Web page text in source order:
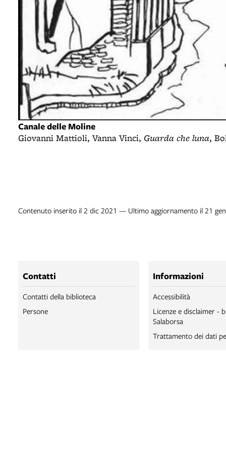
Canale delle Moline
Giovanni Mattioli, Vanna Vinci, Guarda che luna,
Contenuto inserito il 2 dic 2021 — Ultimo aggiornamento il 21
Contatti
Contatti della biblioteca
Persone
Informazioni
Accessibilità
Licenze e disclaimer -
Salaborsa
Trattamento dei dati